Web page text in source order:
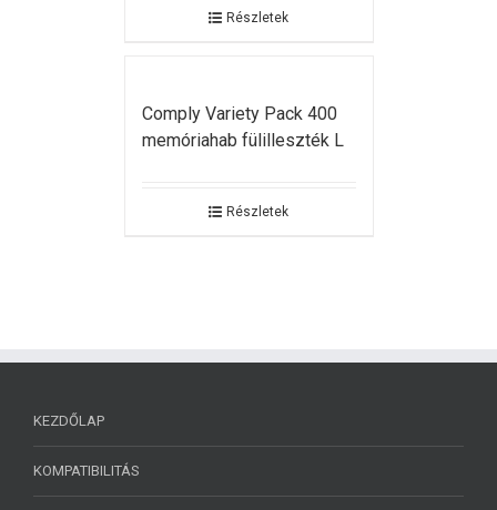
Részletek
Comply Variety Pack 400
memóriahab fülilleszték L
Részletek
KEZDŐLAP
KOMPATIBILITÁS